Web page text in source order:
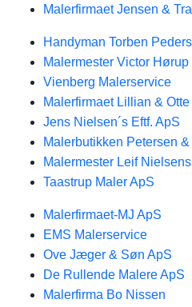
Malerfirmaet Jensen &
Handyman Torben
Malermester Victor Hørup
Vienberg Malerservice
Malerfirmaet Lillian & Otte
Jens Nielsen´s Eftf. ApS
Malerbutikken Petersen
Malermester Leif
Taastrup Maler ApS
Malerfirmaet-MJ ApS
EMS Malerservice
Ove Jæger & Søn ApS
De Rullende Malere ApS
Malerfirma Bo Nissen